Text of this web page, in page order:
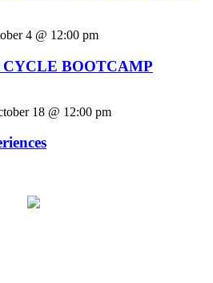
4 @ 12:00 pm
BOOTCAMP
18 @ 12:00 pm